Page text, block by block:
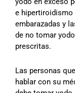
e hipertiroidismo
embarazadas y
de no tomar
prescritas.
Las personas
hablar con su